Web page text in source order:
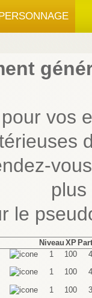
vos
plus
le
NiveauXP
1 100
4
1 100
4
1 100
3